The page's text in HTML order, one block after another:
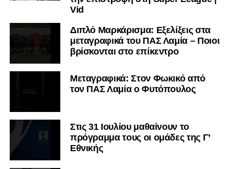
Vid
Διπλό Μαρκάρισμα: Εξελίξεις στα
μεταγραφικά του ΠΑΣ Λαμία – Ποιοι
βρίσκονται στο επίκεντρο
Μεταγραφικά: Στον Φωκικό από
τον ΠΑΣ Λαμία ο Φυτόπουλος
Στις 31 Ιουλίου μαθαίνουν το
πρόγραμμα τους οι ομάδες της Γ’
Εθνικής